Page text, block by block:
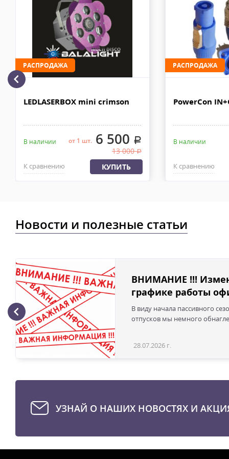
Доставка личным автотранспортом осуществляется по
МКАД после 100% предоплаты. Вес заказа не более 100 кг,
110х90х80 см. Сроки доставки 2-4 рабочих дня. Стоимость
рублей. Документы отправляем с заказом или по ЭДО.
Доставка по Москве, МО и России - EMS ПОЧТА РОССИИ
Отправку заказа курьерской службой EMS осуществляем из
РАСПРОДАЖА
LEDLASERBOX mini crimson
В наличии от 1 шт.6 500 .
13 000.
К сравнению КУПИТЬ
РАСПРОДАЖА
PowerCon
В наличии
К сравнению
Новости и полезные статьи
ВНИМАНИЕ !!!
графике работы
В виду начала пассивного
отпусков мы немного
28.07.2026 г.
УЗНАЙ О НАШИХ НОВОСТЯХ И